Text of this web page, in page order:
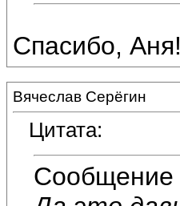
Спасибо,
Вячеслав Серёгин
Цитата:
Сообщение